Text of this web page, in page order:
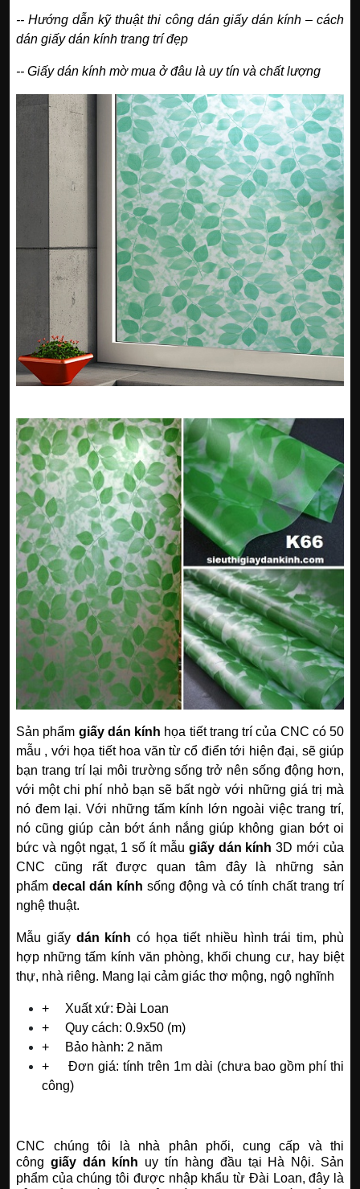
--Hướng dẫn kỹ thuật thi công dán giấy dán kính – cách
dán giấy dán kính trang trí đẹp
-- Giấy dán kính mờ mua ở đâu là uy tín và chất lượng
Sản phẩm giấy dán kính họa tiết trang trí của CNC có 50
mẫu , với họa tiết hoa văn từ cổ điển tới hiện đại, sẽ giúp
bạn trang trí lại môi trường sống trở nên sống động hơn,
với một chi phí nhỏ bạn sẽ bất ngờ với những giá trị mà
nó đem lại. Với những tấm kính lớn ngoài việc trang trí,
nó cũng giúp cản bớt ánh nắng giúp không gian bớt oi
bức và ngột ngạt, 1 số ít mẫu giấy dán kính 3D mới của
CNC cũng rất được quan tâm đây là những sản
phẩm decal dán kính sống động và có tính chất trang trí
nghệ thuật.
Mẫu giấy dán kính có họa tiết nhiều hình trái tim, phù
hợp những tấm kính văn phòng, khối chung cư, hay biệt
thự, nhà riêng. Mang lại cảm giác thơ mộng, ngộ nghĩnh
+ Xuất xứ: Đài Loan
+ Quy cách: 0.9x50 (m)
+ Bảo hành: 2 năm
+Đơn giá: tính trên 1m dài (chưa bao gồm phí thi
công)
CNC chúng tôi là nhà phân phối, cung cấp và thi
công giấy dán kính uy tín hàng đầu tại Hà Nội. Sản
phẩm của chúng tôi được nhập khẩu từ Đài Loan, đây là